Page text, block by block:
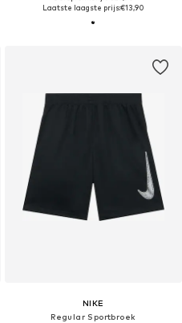
Laatste laagste prijs:€13,90
NIKE
Regular Sportbroek